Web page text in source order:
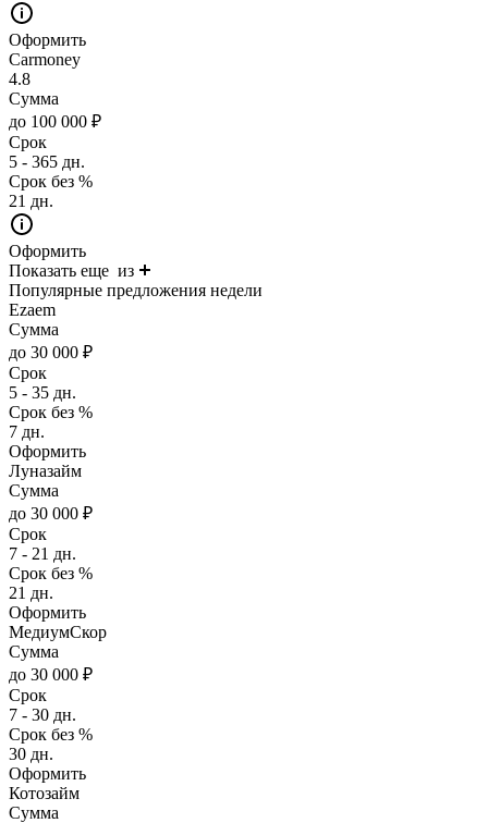
Оформить
Carmoney
4.8
Сумма
до 100 000 ₽
Срок
5 - 365 дн.
Срок без %
21 дн.
Оформить
Показать еще из
Популярные предложения недели
Ezaem
Сумма
до 30 000 ₽
Срок
5 - 35 дн.
Срок без %
7 дн.
Оформить
Луназайм
Сумма
до 30 000 ₽
Срок
7 - 21 дн.
Срок без %
21 дн.
Оформить
МедиумСкор
Сумма
до 30 000 ₽
Срок
7 - 30 дн.
Срок без %
30 дн.
Оформить
Котозайм
Сумма